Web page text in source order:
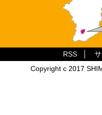
RSS
Copyright c 2017